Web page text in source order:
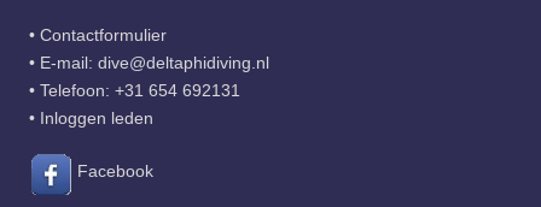
• Contactformulier
• E-mail: dive@deltaphidiving.nl
• Telefoon: +31 654 692131
• Inloggen leden
Facebook